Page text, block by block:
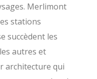
Merlimont
stations
succèdent les
autres et
architecture qui